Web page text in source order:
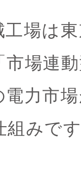
工場は
市場連
電力市
組みで